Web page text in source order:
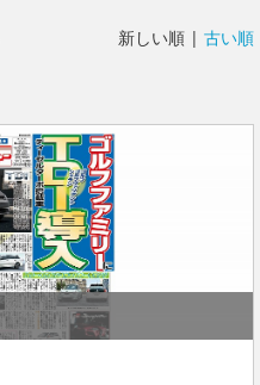
新しい順 | 古い順